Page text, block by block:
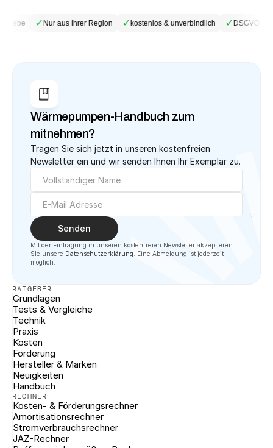
✓Nur aus Ihrer Region ✓kostenlos & unverbindlich ✓DSGVO-
Wärmepumpen-Handbuch zum
mitnehmen?
Tragen Sie sich jetzt in unseren kostenfreien
Newsletter ein und wir senden Ihnen Ihr Exemplar zu.
Senden
Mit der Eintragung in unseren kostenfreien Newsletter akzeptieren
SIe unsere Datenschutzerklärung . Eine Abmeldung ist jederzeit
möglich.
RATGEBER
Grundlagen
Tests & Vergleiche
Technik
Praxis
Kosten
Förderung
Hersteller & Marken
Neuigkeiten
Handbuch
RECHNER
Kosten- & Förderungsrechner
Amortisationsrechner
Stromverbrauchsrechner
JAZ-Rechner